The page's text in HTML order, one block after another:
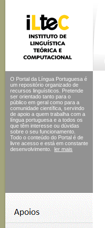
O Portal da Língua Portuguesa é
um repositório organizado de
recursos linguísticos. Pretende
ser orientado tanto para o
público em geral como para a
comunidade científica, servindo
de apoio a quem trabalha com a
língua portuguesa e a todos os
que têm interesse ou dúvidas
sobre o seu funcionamento.
Todo o conteúdo do Portal é de
livre acesso e está em constante
desenvolvimento.
ler mais